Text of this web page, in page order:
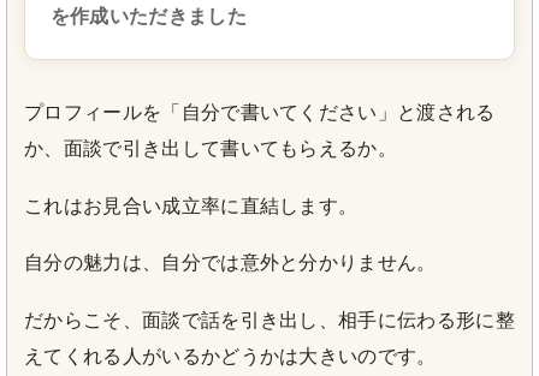
を作成いただきました
プロフィールを「自分で書いてください」と渡される
か、面談で引き出して書いてもらえるか。
これはお見合い成立率に直結します。
自分の魅力は、自分では意外と分かりません。
だからこそ、面談で話を引き出し、相手に伝わる形に整
えてくれる人がいるかどうかは大きいのです。